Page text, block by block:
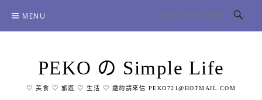
content
MENU
PEKO の Simple Life
♡ 美食 ♡ 旅遊 ♡ 生活 ♡ 邀約請來信 PEKO721@HOTMAIL.COM